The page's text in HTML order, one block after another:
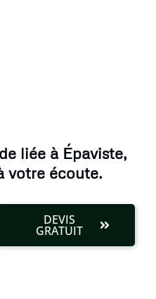
liée à Épaviste,
votre écoute.
DEVIS
GRATUIT